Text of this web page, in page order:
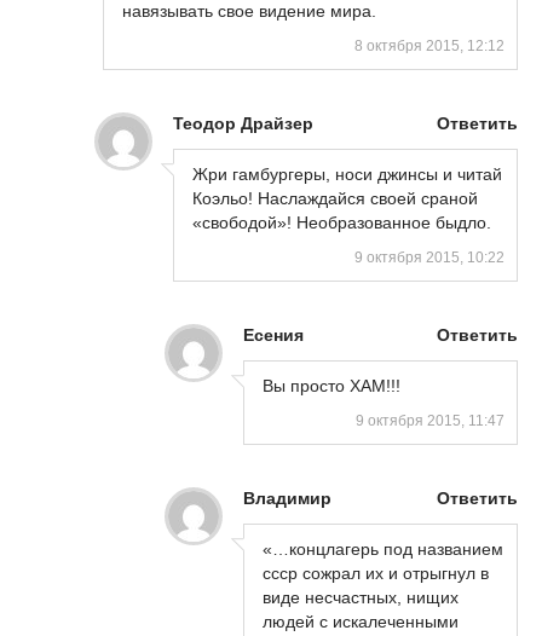
навязывать свое видение мира.
8 октября 2015, 12:12
Теодор Драйзер Ответить
Жри гамбургеры, носи джинсы и читай
Коэльо! Наслаждайся своей сраной
«свободой»! Необразованное быдло.
9 октября 2015, 10:22
Есения Ответить
Вы просто ХАМ!!!
9 октября 2015, 11:47
Владимир Ответить
«…концлагерь под названием
ссср сожрал их и отрыгнул в
виде несчастных, нищих
людей с искалеченными